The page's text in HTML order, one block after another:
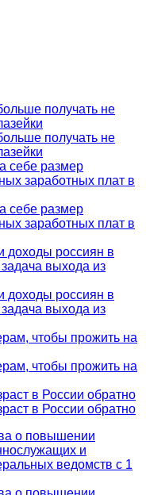
получать не
получать не
себе размер
заработных плат в
себе размер
заработных плат в
доходы россиян в
выхода из
доходы россиян в
выхода из
чтобы прожить на
чтобы прожить на
в России обратно
в России обратно
о повышении
и
ведомств с 1